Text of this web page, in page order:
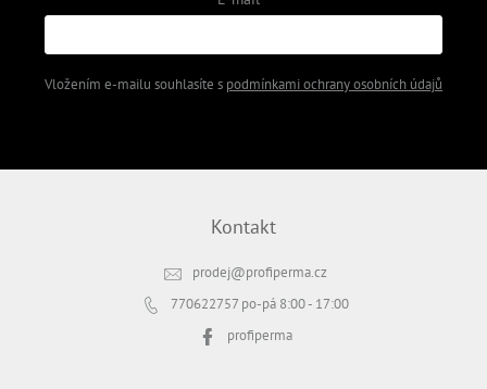
Vložením e-mailu souhlasíte s podmínkami ochrany osobních údajů
Kontakt
prodej@profiperma.cz
770622757 po-pá 8:00 - 17:00
profiperma